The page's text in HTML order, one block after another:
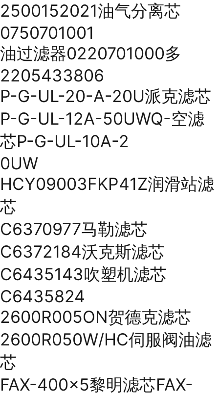
2500152021油气分离芯
0750701001
油过滤器0220701000多
2205433806
P-G-UL-20-A-20U派克滤芯
P-G-UL-12A-50UWQ-空滤
芯P-G-UL-10A-2
0UW
HCY09003FKP41Z润滑站滤
芯
C6370977马勒滤芯
C6372184沃克斯滤芯
C6435143吹塑机滤芯
C6435824
2600R005ON贺德克滤芯
2600R050W/HC伺服阀油滤
芯
FAX-400×5黎明滤芯FAX-